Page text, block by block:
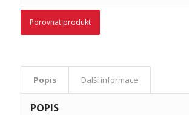
Porovnat produkt
Popis Další informace
POPIS